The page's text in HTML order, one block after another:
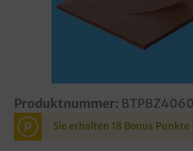
Produktnummer: BTPBZ4060
P Sie erhalten 18 Bonus